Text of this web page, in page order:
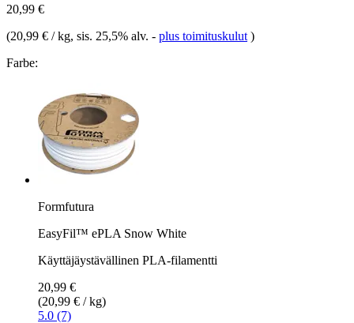
20,99 €
(20,99 € / kg, sis. 25,5% alv. - plus toimituskulut )
Farbe:
Formfutura
EasyFil™ ePLA Snow White
Käyttäjäystävällinen PLA-filamentti
20,99 €
(20,99 € / kg)
5.0 (7)